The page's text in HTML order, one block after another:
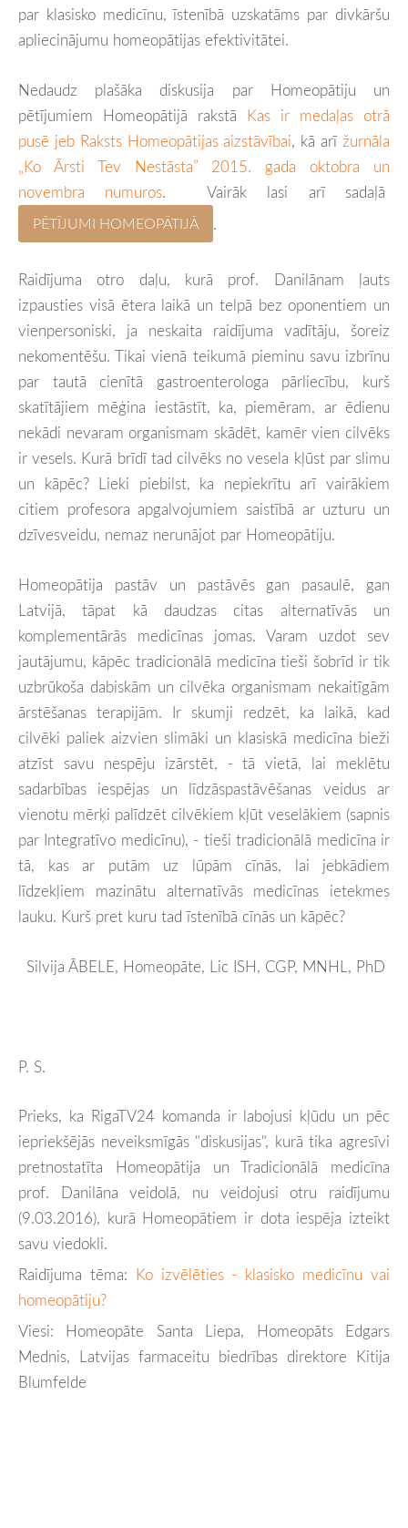
par klasisko medicīnu, īstenībā uzskatāms par divkāršu
apliecinājumu homeopātijas efektivitātei.
Nedaudz plašāka diskusija par Homeopātiju un
pētījumiem Homeopātijā rakstā Kas ir medaļas otrā
pusē jeb Raksts Homeopātijas aizstāvībai, kā arīžurnāla
„Ko Ārsti Tev Nestāsta” 2015. gada oktobra un
novembra numuros. Vairāk lasi arī sadaļā
PĒTĪJUMI HOMEOPĀTIJĀ .
Raidījuma otro daļu, kurā prof. Danilānam ļauts
izpausties visā ētera laikā un telpā bez oponentiem un
vienpersoniski, ja neskaita raidījuma vadītāju, šoreiz
nekomentēšu. Tikai vienā teikumā pieminu savu izbrīnu
par tautā cienītā gastroenterologa pārliecību, kurš
skatītājiem mēģina iestāstīt, ka, piemēram, ar ēdienu
nekādi nevaram organismam skādēt, kamēr vien cilvēks
ir vesels. Kurā brīdī tad cilvēks no vesela kļūst par slimu
un kāpēc? Lieki piebilst, ka nepiekrītu arī vairākiem
citiem profesora apgalvojumiem saistībā ar uzturu un
dzīvesveidu, nemaz nerunājot par Homeopātiju.
Homeopātija pastāv un pastāvēs gan pasaulē, gan
Latvijā, tāpat kā daudzas citas alternatīvās un
komplementārās medicīnas jomas. Varam uzdot sev
jautājumu, kāpēc tradicionālā medicīna tieši šobrīd ir tik
uzbrūkoša dabiskām un cilvēka organismam nekaitīgām
ārstēšanas terapijām. Ir skumji redzēt, ka laikā, kad
cilvēki paliek aizvien slimāki un klasiskā medicīna bieži
atzīst savu nespēju izārstēt, - tā vietā, lai meklētu
sadarbības iespējas un līdzāspastāvēšanas veidus ar
vienotu mērķi palīdzēt cilvēkiem kļūt veselākiem (sapnis
par Integratīvo medicīnu), - tieši tradicionālā medicīna ir
tā, kas ar putām uz lūpām cīnās, lai jebkādiem
līdzekļiem mazinātu alternatīvās medicīnas ietekmes
lauku. Kurš pret kuru tad īstenībā cīnās un kāpēc?
Silvija ĀBELE, Homeopāte, Lic ISH, CGP, MNHL, PhD
P. S.
Prieks, ka RigaTV24 komanda ir labojusi kļūdu un pēc
iepriekšējās neveiksmīgās "diskusijas", kurā tika agresīvi
pretnostatīta Homeopātija un Tradicionālā medicīna
prof. Danilāna veidolā, nu veidojusi otru raidījumu
(9.03.2016), kurā Homeopātiem ir dota iespēja izteikt
savu viedokli.
Raidījuma tēma: Ko izvēlēties - klasisko medicīnu vai
homeopātiju?
Viesi: Homeopāte Santa Liepa, Homeopāts Edgars
Mednis, Latvijas farmaceitu biedrības direktore Kitija
Blumfelde